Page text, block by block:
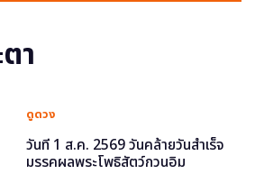
า
ดูดวง
วันที่ 1 ส.ค. 2569 วันคล้ายวันสำเร็จ
มรรคผลพระโพธิสัตว์กวนอิม